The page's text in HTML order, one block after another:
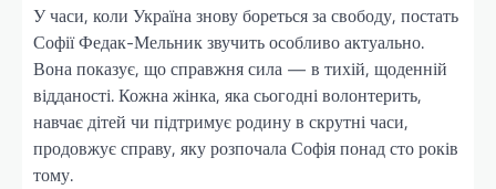
У часи, коли Україна знову бореться за свободу, постать
Софії Федак-Мельник звучить особливо актуально.
Вона показує, що справжня сила — в тихій, щоденній
відданості. Кожна жінка, яка сьогодні волонтерить,
навчає дітей чи підтримує родину в скрутні часи,
продовжує справу, яку розпочала Софія понад сто років
тому.